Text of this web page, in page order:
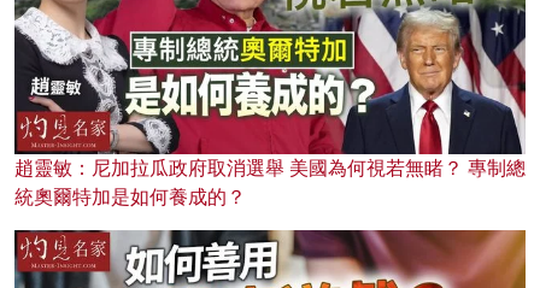
趙靈敏：尼加拉瓜政府取消選舉 美國為何視若無睹？ 專制總
統奧爾特加是如何養成的？